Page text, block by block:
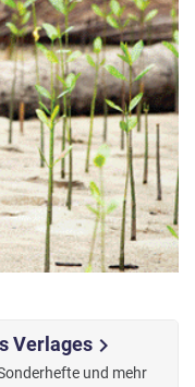
Verlageschevron_right
und mehr